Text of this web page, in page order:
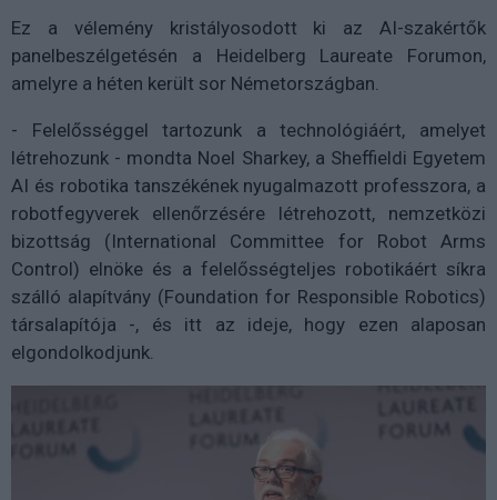
Ez a vélemény kristályosodott ki az AI-szakértők
panelbeszélgetésén a Heidelberg Laureate Forumon,
amelyre a héten került sor Németországban.
- Felelősséggel tartozunk a technológiáért, amelyet
létrehozunk - mondta Noel Sharkey, a Sheffieldi Egyetem
AI és robotika tanszékének nyugalmazott professzora, a
robotfegyverek ellenőrzésére létrehozott, nemzetközi
bizottság (International Committee for Robot Arms
Control) elnöke és a felelősségteljes robotikáért síkra
szálló alapítvány (Foundation for Responsible Robotics)
társalapítója -, és itt az ideje, hogy ezen alaposan
elgondolkodjunk.